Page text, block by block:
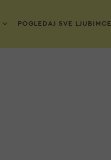
POGLEDAJ SVE LJUBIMCE